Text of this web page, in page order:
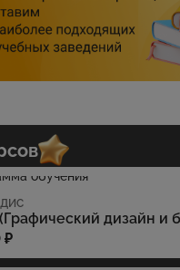
дизайн и
₽